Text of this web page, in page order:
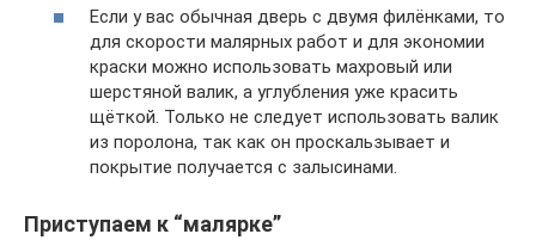
Если у вас обычная дверь с двумя филёнками, то
для скорости малярных работ и для экономии
краски можно использовать махровый или
шерстяной валик, а углубления уже красить
щёткой. Только не следует использовать валик
из поролона, так как он проскальзывает и
покрытие получается с залысинами.
Приступаем к “малярке”